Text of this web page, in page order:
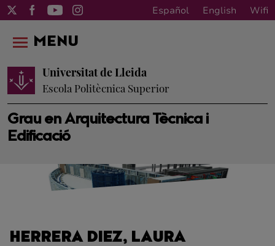
Español English Wifi
Grau en Arquitectura Tècnica i
Edificació
Universitat de Lleida
Escola Politècnica Superior
MENU
HERRERA DIEZ, LAURA